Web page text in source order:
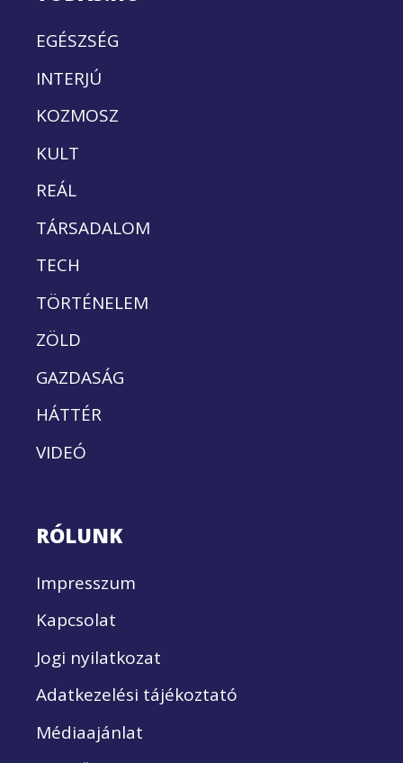
EGÉSZSÉG
INTERJÚ
KOZMOSZ
KULT
REÁL
TÁRSADALOM
TECH
TÖRTÉNELEM
ZÖLD
GAZDASÁG
HÁTTÉR
VIDEÓ
RÓLUNK
Impresszum
Kapcsolat
Jogi nyilatkozat
Adatkezelési tájékoztató
Médiaajánlat